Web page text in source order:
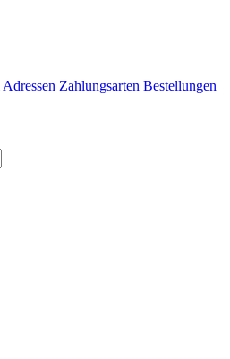
Adressen Zahlungsarten Bestellungen